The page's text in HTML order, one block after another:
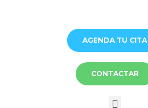
AGENDA TU CITA
CONTACTAR
Menú